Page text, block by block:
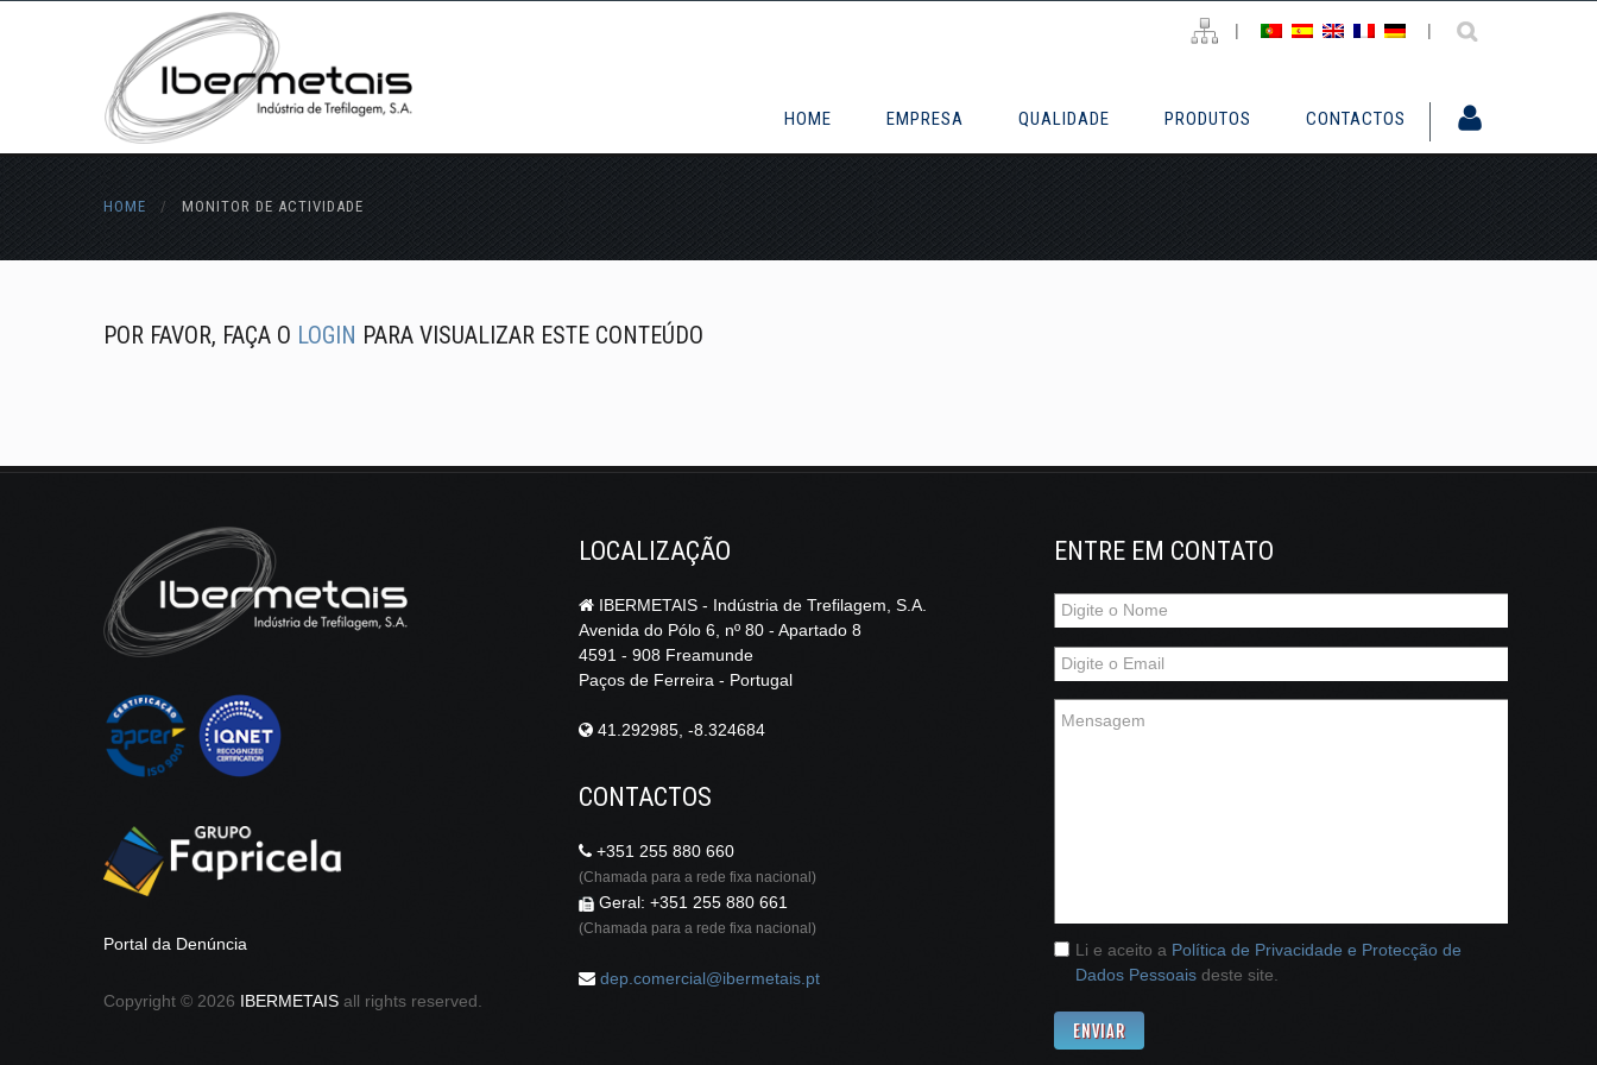
| |
HOME EMPRESA QUALIDADE PRODUTOS CONTACTOS
HOME / MONITOR DE ACTIVIDADE
POR FAVOR, FAÇA O LOGIN PARA VISUALIZAR ESTE CONTEÚDO
Portal da Denúncia
Copyright © 2026 IBERMETAIS all rights reserved.
LOCALIZAÇÃO
IBERMETAIS - Indústria de Trefilagem, S.A.
Avenida do Pólo 6, nº 80 - Apartado 8
4591 - 908 Freamunde
Paços de Ferreira - Portugal
41.292985, -8.324684
CONTACTOS
+351 255 880 660
(Chamada para a rede fixa nacional)
Geral: +351 255 880 661
(Chamada para a rede fixa nacional)
dep.comercial@ibermetais.pt
ENTRE EM CONTATO
Li e aceito a Política de Privacidade e Protecção de
Dados Pessoais deste site.